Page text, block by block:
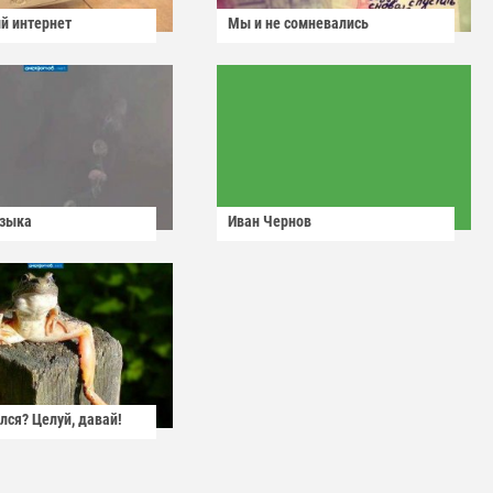
интернет Мы и не сомневались
Иван Чернов
Целуй, давай!